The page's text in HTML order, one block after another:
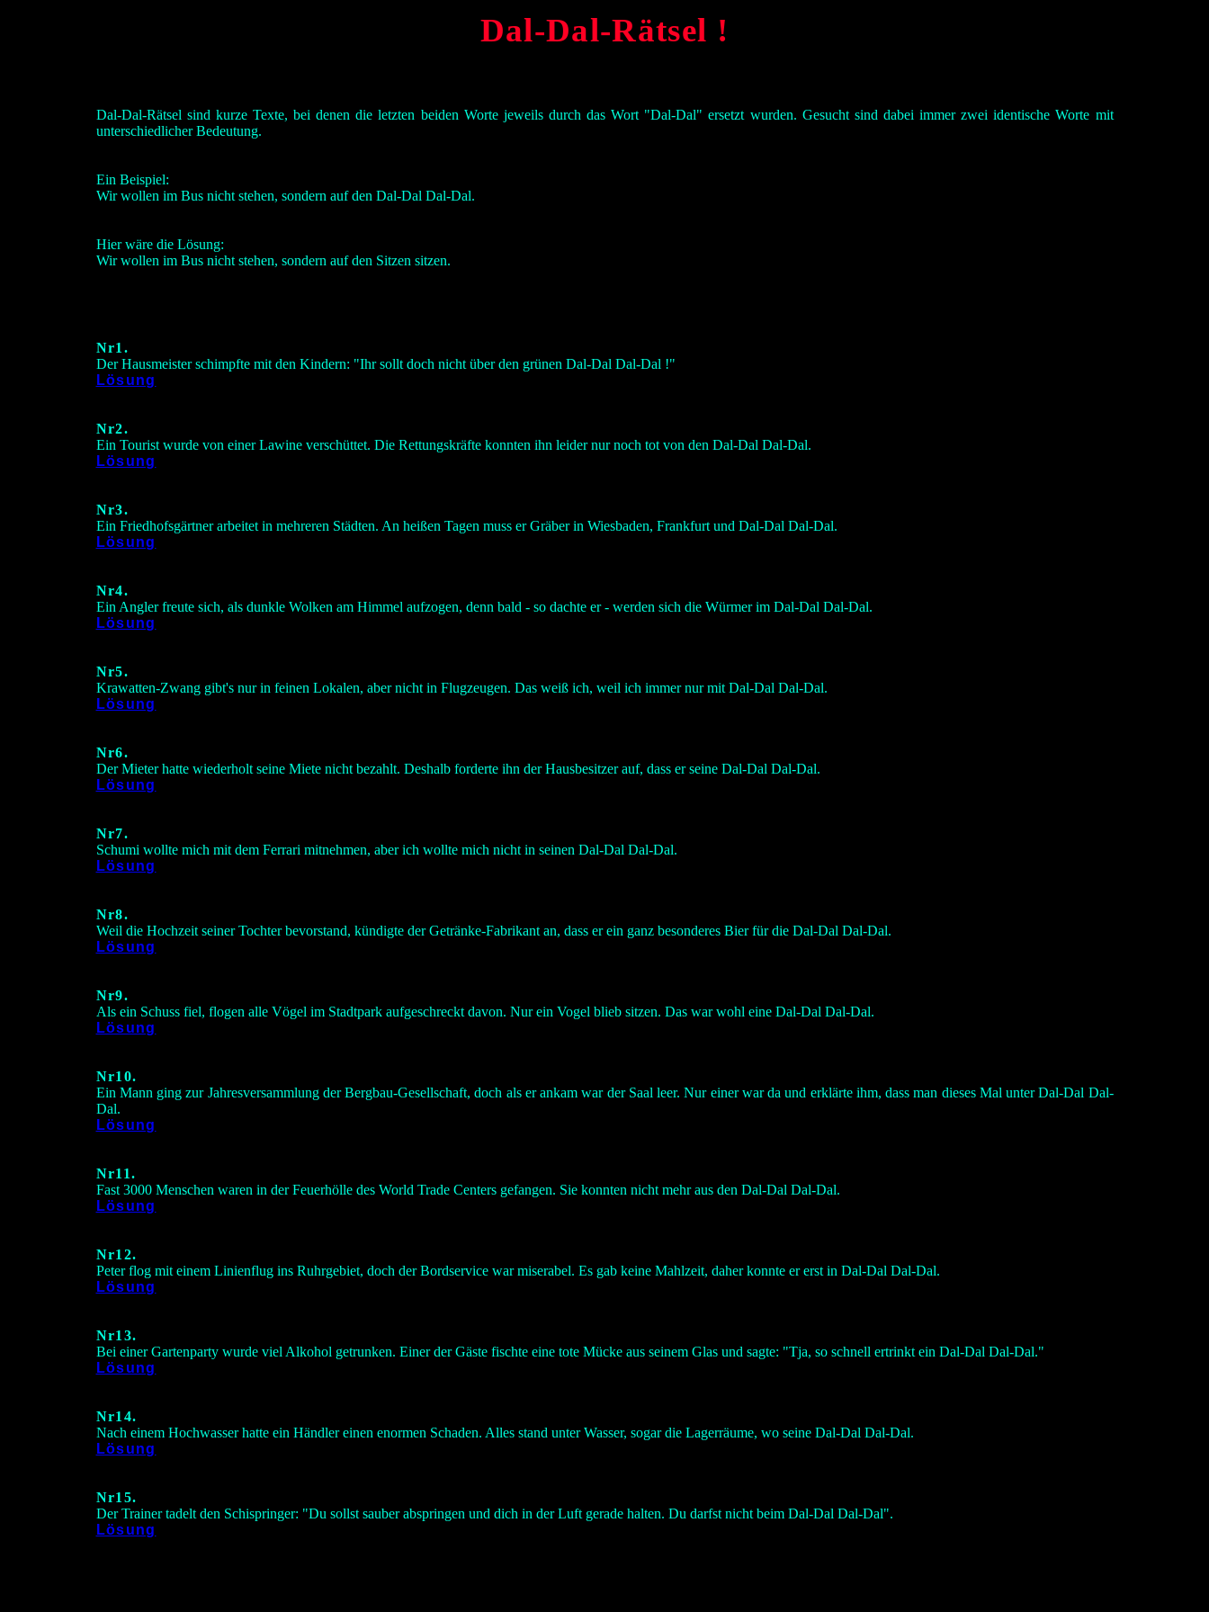
Dal-Dal-Rätsel !
Dal-Dal-Rätsel sind kurze Texte, bei denen die letzten beiden Worte jeweils durch das Wort "Dal-Dal" ersetzt wurden. Gesucht sind dabei immer zwei identische Worte mit
unterschiedlicher Bedeutung.
Ein Beispiel:
Wir wollen im Bus nicht stehen, sondern auf den Dal-Dal Dal-Dal.
Hier wäre die Lösung:
Wir wollen im Bus nicht stehen, sondern auf den Sitzen sitzen.
Nr1.
Der Hausmeister schimpfte mit den Kindern: "Ihr sollt doch nicht über den grünen Dal-Dal Dal-Dal !"
Lösung
Nr2.
Ein Tourist wurde von einer Lawine verschüttet. Die Rettungskräfte konnten ihn leider nur noch tot von den Dal-Dal Dal-Dal.
Lösung
Nr3.
Ein Friedhofsgärtner arbeitet in mehreren Städten. An heißen Tagen muss er Gräber in Wiesbaden, Frankfurt und Dal-Dal Dal-Dal.
Lösung
Nr4.
Ein Angler freute sich, als dunkle Wolken am Himmel aufzogen, denn bald - so dachte er - werden sich die Würmer im Dal-Dal Dal-Dal.
Lösung
Nr5.
Krawatten-Zwang gibt's nur in feinen Lokalen, aber nicht in Flugzeugen. Das weiß ich, weil ich immer nur mit Dal-Dal Dal-Dal.
Lösung
Nr6.
Der Mieter hatte wiederholt seine Miete nicht bezahlt. Deshalb forderte ihn der Hausbesitzer auf, dass er seine Dal-Dal Dal-Dal.
Lösung
Nr7.
Schumi wollte mich mit dem Ferrari mitnehmen, aber ich wollte mich nicht in seinen Dal-Dal Dal-Dal.
Lösung
Nr8.
Weil die Hochzeit seiner Tochter bevorstand, kündigte der Getränke-Fabrikant an, dass er ein ganz besonderes Bier für die Dal-Dal Dal-Dal.
Lösung
Nr9.
Als ein Schuss fiel, flogen alle Vögel im Stadtpark aufgeschreckt davon. Nur ein Vogel blieb sitzen. Das war wohl eine Dal-Dal Dal-Dal.
Lösung
Nr10.
Ein Mann ging zur Jahresversammlung der Bergbau-Gesellschaft, doch als er ankam war der Saal leer. Nur einer war da und erklärte ihm, dass man dieses Mal unter Dal-Dal Dal-
Dal.
Lösung
Nr11.
Fast 3000 Menschen waren in der Feuerhölle des World Trade Centers gefangen. Sie konnten nicht mehr aus den Dal-Dal Dal-Dal.
Lösung
Nr12.
Peter flog mit einem Linienflug ins Ruhrgebiet, doch der Bordservice war miserabel. Es gab keine Mahlzeit, daher konnte er erst in Dal-Dal Dal-Dal.
Lösung
Nr13.
Bei einer Gartenparty wurde viel Alkohol getrunken. Einer der Gäste fischte eine tote Mücke aus seinem Glas und sagte: "Tja, so schnell ertrinkt ein Dal-Dal Dal-Dal."
Lösung
Nr14.
Nach einem Hochwasser hatte ein Händler einen enormen Schaden. Alles stand unter Wasser, sogar die Lagerräume, wo seine Dal-Dal Dal-Dal.
Lösung
Nr15.
Der Trainer tadelt den Schispringer: "Du sollst sauber abspringen und dich in der Luft gerade halten. Du darfst nicht beim Dal-Dal Dal-Dal".
Lösung